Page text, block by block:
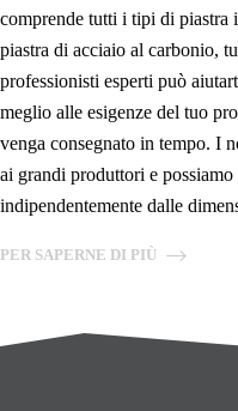
comprende tutti i tipi di piastra
piastra di acciaio al carbonio,
professionisti esperti può
meglio alle esigenze del tuo
venga consegnato in tempo. I
ai grandi produttori e
indipendentemente dalle
PER SAPERNE DI PIÙ